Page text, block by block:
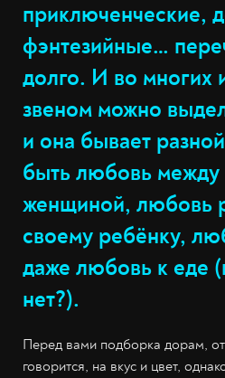
приключенческие,
фэнтезийные…
долго. И во многих
звеном можно
и она бывает
быть любовь
женщиной, любовь
своему ребёнку,
даже любовь к еде
нет?).
Перед вами подборка дорам,
говорится, на вкус и цвет,